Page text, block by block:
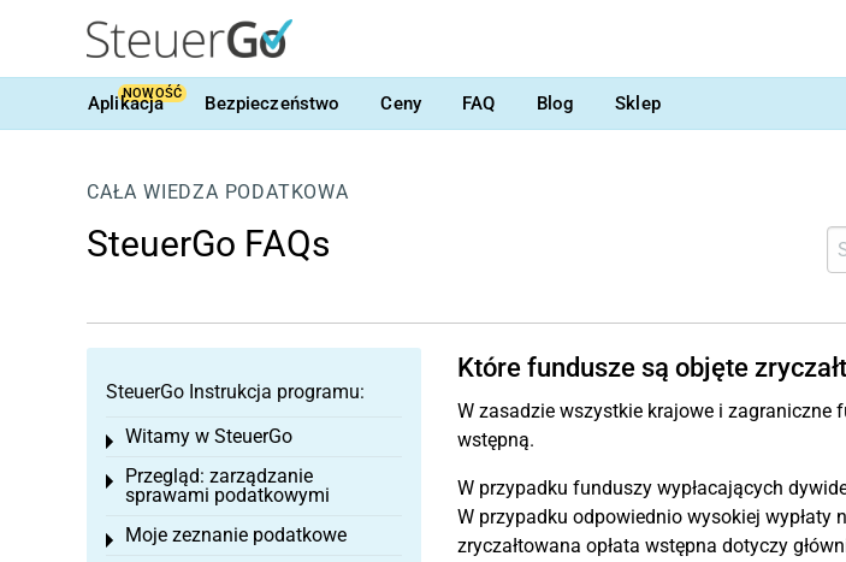
Aplikacja
NOWOŚĆ Bezpieczeństwo Ceny FAQ Blog Sklep
CAŁA WIEDZA PODATKOWA
SteuerGo FAQs
Które fundusze są objęte
W zasadzie wszystkie krajowe i zagraniczne
wstępną.
W przypadku funduszy wypłacających
W przypadku odpowiednio wysokiej wypłaty
zryczałtowana opłata wstępna dotyczy
SteuerGo Instrukcja programu:
Witamy w SteuerGo
Toggle menu
Przegląd: zarządzanie
sprawami podatkowymi
Toggle menu
Moje zeznanie podatkowe
Toggle menu